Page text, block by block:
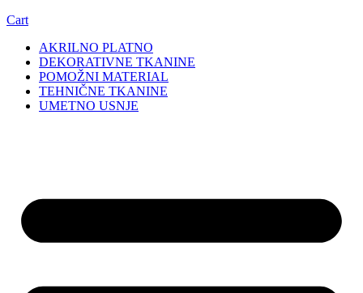
Cart
AKRILNO PLATNO
DEKORATIVNE TKANINE
POMOŽNI MATERIAL
TEHNIČNE TKANINE
UMETNO USNJE